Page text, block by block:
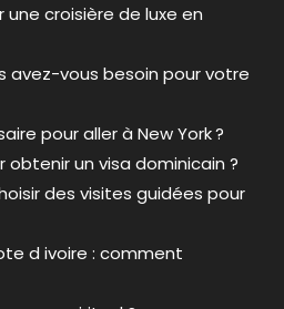
une croisière de luxe en
avez-vous besoin pour votre
pour aller à New York ?
un visa dominicain ?
des visites guidées pour
d ivoire : comment